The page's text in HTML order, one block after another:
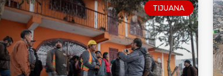
TIJUANA